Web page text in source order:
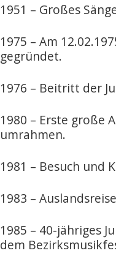
1951 – Großes
1975 – Am
gegründet.
1976 – Beitritt der
1980 – Erste große
umrahmen.
1981 – Besuch und
1983 –
1985 – 40-jähriges
dem